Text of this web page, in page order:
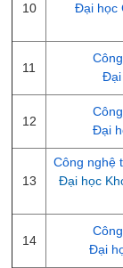
10
Đại học
11
Đại
12
Đại
13
Công nghệ
Đại học
14
Đại